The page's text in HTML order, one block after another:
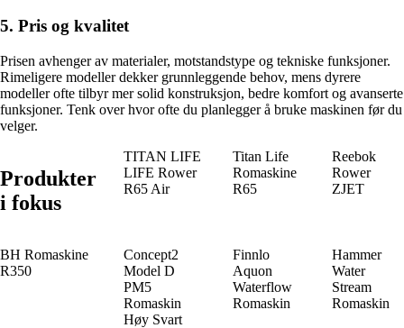
5. Pris og kvalitet
Prisen avhenger av materialer, motstandstype og tekniske funksjoner.
Rimeligere modeller dekker grunnleggende behov, mens dyrere
modeller ofte tilbyr mer solid konstruksjon, bedre komfort og avanserte
funksjoner. Tenk over hvor ofte du planlegger å bruke maskinen før du
velger.
Produkter
i fokus
TITAN LIFE
LIFE Rower
R65 Air
Titan Life
Romaskine
R65
Reebok
Rower
ZJET
BH Romaskine
R350
Concept2
Model D
PM5
Romaskin
Høy Svart
Finnlo
Aquon
Waterflow
Romaskin
Hammer
Water
Stream
Romaskin